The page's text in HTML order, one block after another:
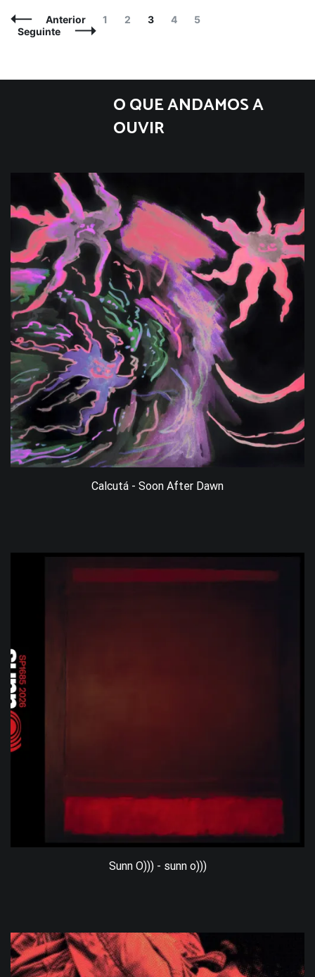
Navegação
de
Anterior Página
1 Página
2 Página
3 Página
4 Página
5
Seguinte
O QUE ANDAMOS A
OUVIR
Calcutá - Soon After Dawn
Sunn O))) - sunn o)))